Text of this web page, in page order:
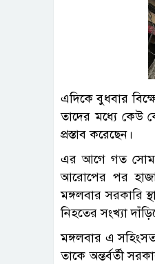
এদিকে বুধবার
তাদের মধ্যে কেউ
প্রস্তাব করেছেন।
এর আগে গত
আরোপের পর
মঙ্গলবার সরকারি
নিহতের সংখ্যা
মঙ্গলবার এ
তাকে অন্তর্বর্তী